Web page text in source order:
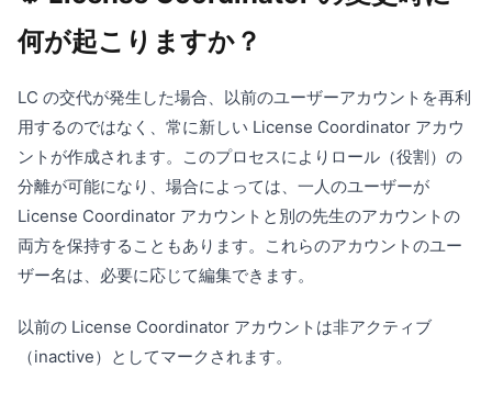
何が起こりますか？
LC の交代が発生した場合、以前のユーザーアカウントを再利
用するのではなく、常に新しい License Coordinator アカウ
ントが作成されます。このプロセスによりロール（役割）の
分離が可能になり、場合によっては、一人のユーザーが
License Coordinator アカウントと別の先生のアカウントの
両方を保持することもあります。これらのアカウントのユー
ザー名は、必要に応じて編集できます。
以前の License Coordinator アカウントは非アクティブ
（inactive）としてマークされます。